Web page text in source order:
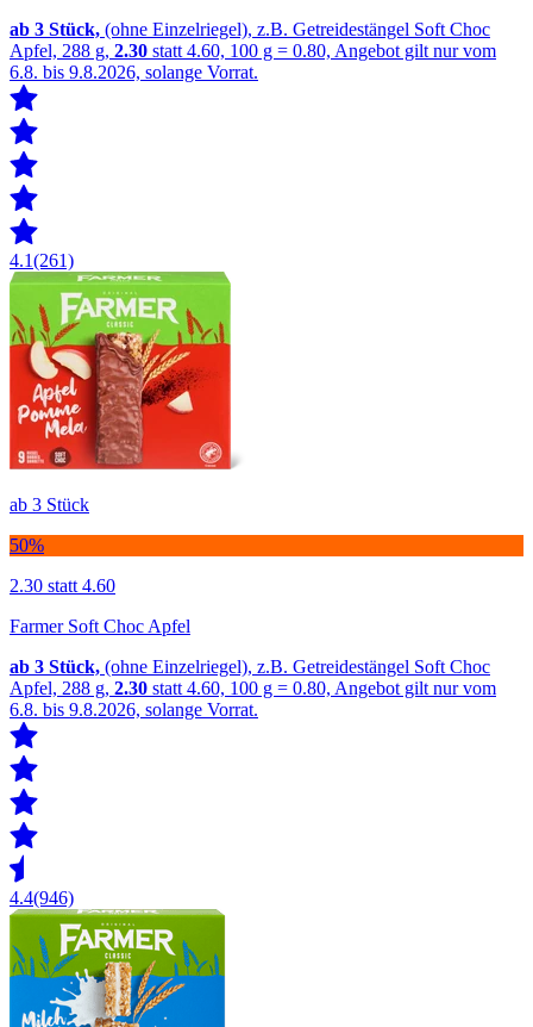
ab 3 Stück, (ohne Einzelriegel), z.B. Getreidestängel Soft Choc
Apfel, 288 g, 2.30 statt 4.60, 100 g = 0.80, Angebot gilt nur vom
6.8. bis 9.8.2026, solange Vorrat.
4.1(261)
ab 3 Stück
50%
2.30 statt 4.60
Farmer Soft Choc Apfel
ab 3 Stück, (ohne Einzelriegel), z.B. Getreidestängel Soft Choc
Apfel, 288 g, 2.30 statt 4.60, 100 g = 0.80, Angebot gilt nur vom
6.8. bis 9.8.2026, solange Vorrat.
4.4(946)